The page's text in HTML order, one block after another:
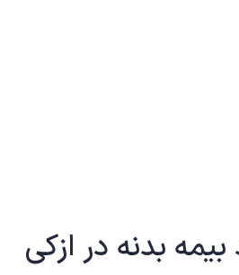
بیمه بدنه در ازکی